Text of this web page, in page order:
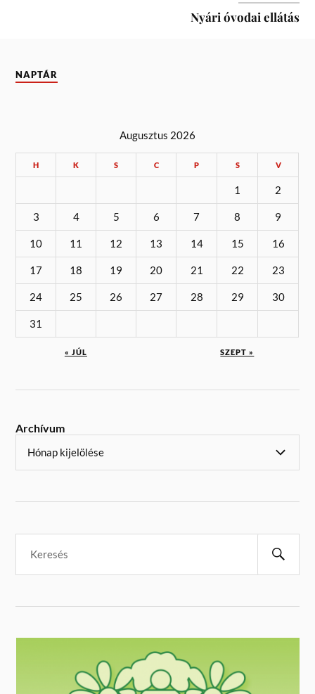
Nyári óvodai ellátás
NAPTÁR
Augusztus 2026
H K S C P S V
1 2
3 4 5 6 7 8 9
10 11 12 13 14 15 16
17 18 19 20 21 22 23
24 25 26 27 28 29 30
31
« JÚL SZEPT »
Archívum